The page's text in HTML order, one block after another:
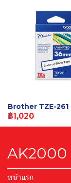
Brother TZE-261
฿1,020
AK2000
หน้าแรก